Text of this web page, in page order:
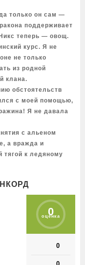
только он сам —
поддерживает
теперь — овощ.
курс. Я не
не только
из родной
клана.
обстоятельств
с моей помощью,
Я не давала
с альеном
а вражда и
тягой к ледяному
0
оценка
0